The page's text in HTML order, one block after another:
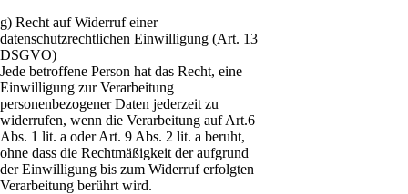
g) Recht auf Widerruf einer
datenschutzrechtlichen Einwilligung (Art. 13
DSGVO)
Jede betroffene Person hat das Recht, eine
Einwilligung zur Verarbeitung
personenbezogener Daten jederzeit zu
widerrufen, wenn die Verarbeitung auf Art.6
Abs. 1 lit. a oder Art. 9 Abs. 2 lit. a beruht,
ohne dass die Rechtmäßigkeit der aufgrund
der Einwilligung bis zum Widerruf erfolgten
Verarbeitung berührt wird.